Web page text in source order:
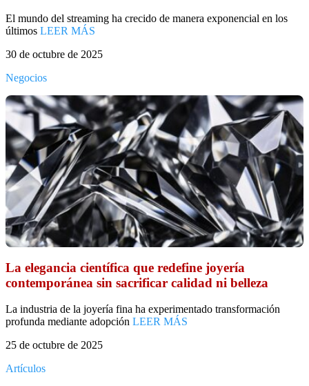
El mundo del streaming ha crecido de manera exponencial en los
últimos LEER MÁS
30 de octubre de 2025
Negocios
La elegancia científica que redefine joyería
contemporánea sin sacrificar calidad ni belleza
La industria de la joyería fina ha experimentado transformación
profunda mediante adopción LEER MÁS
25 de octubre de 2025
Artículos